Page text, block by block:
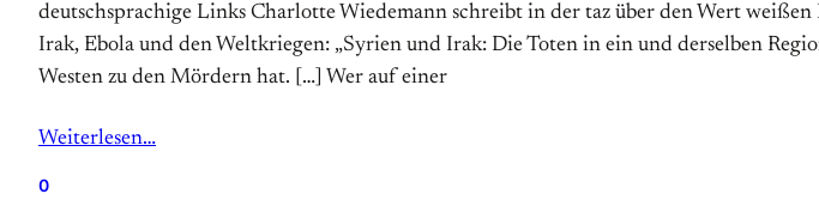
deutschsprachige Links Charlotte Wiedemann schreibt in der taz über den Wert
Irak, Ebola und den Weltkriegen: „Syrien und Irak: Die Toten in ein und derselben
Westen zu den Mördern hat. […] Wer auf einer
Weiterlesen…
0